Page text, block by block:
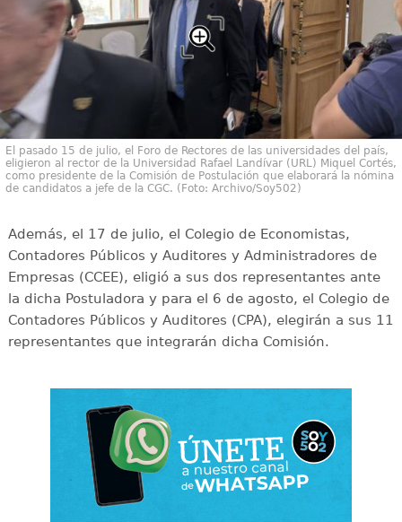
El pasado 15 de julio, el Foro de Rectores de las universidades del país,
eligieron al rector de la Universidad Rafael Landívar (URL) Miquel Cortés,
como presidente de la Comisión de Postulación que elaborará la nómina
de candidatos a jefe de la CGC. (Foto: Archivo/Soy502)
Además, el 17 de julio, el Colegio de Economistas,
Contadores Públicos y Auditores y Administradores de
Empresas (CCEE), eligió a sus dos representantes ante
la dicha Postuladora y para el 6 de agosto, el Colegio de
Contadores Públicos y Auditores (CPA), elegirán a sus 11
representantes que integrarán dicha Comisión.